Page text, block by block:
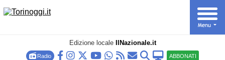
Edizione locale IlNazionale.it
Radio ABBONATI